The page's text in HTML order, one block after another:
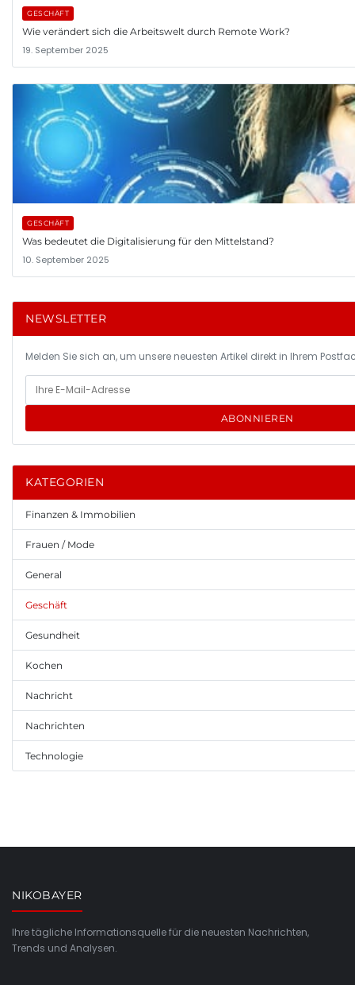
GESCHÄFT
Wie verändert sich die Arbeitswelt durch Remote Work?
19. September 2025
GESCHÄFT
Was bedeutet die Digitalisierung für den Mittelstand?
10. September 2025
NEWSLETTER
Melden Sie sich an, um unsere neuesten Artikel direkt in Ihrem
ABONNIEREN
KATEGORIEN
Finanzen & Immobilien
Frauen / Mode
General
Geschäft
Gesundheit
Kochen
Nachricht
Nachrichten
Technologie
NIKOBAYER
Ihre tägliche Informationsquelle für die neuesten Nachrichten,
Trends und Analysen.